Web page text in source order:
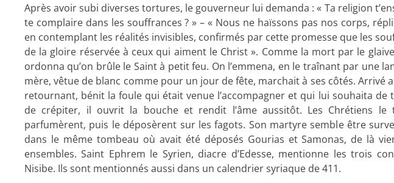
Après avoir subi diverses tortures, le gouverneur lui demanda : « Ta religion
te complaire dans les souffrances ? » – « Nous ne haïssons pas nos corps,
en contemplant les réalités invisibles, confirmés par cette promesse que les
de la gloire réservée à ceux qui aiment le Christ ». Comme la mort par le
ordonna qu’on brûle le Saint à petit feu. On l’emmena, en le traînant par une
mère, vêtue de blanc comme pour un jour de fête, marchait à ses côtés. Arrivé
retournant, bénit la foule qui était venue l’accompagner et qui lui souhaita de
de crépiter, il ouvrit la bouche et rendit l’âme aussitôt. Les Chrétiens
parfumèrent, puis le déposèrent sur les fagots. Son martyre semble être
dans le même tombeau où avait été déposés Gourias et Samonas, de là
ensembles. Saint Ephrem le Syrien, diacre d’Edesse, mentionne les trois
Nisibe. Ils sont mentionnés aussi dans un calendrier syriaque de 411.